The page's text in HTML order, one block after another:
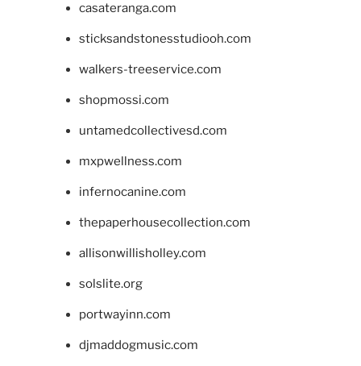
casateranga.com
sticksandstonesstudiooh.com
walkers-treeservice.com
shopmossi.com
untamedcollectivesd.com
mxpwellness.com
infernocanine.com
thepaperhousecollection.com
allisonwillisholley.com
solslite.org
portwayinn.com
djmaddogmusic.com